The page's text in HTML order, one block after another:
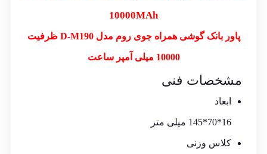
10000MAh
پاور بانک گوشی همراه جوی روم مدل D-M190 ظرفیت
10000 میلی آمپر ساعت
مشخصات فنی
ابعاد
16*70*145 میلی متر
کلاس وزنی